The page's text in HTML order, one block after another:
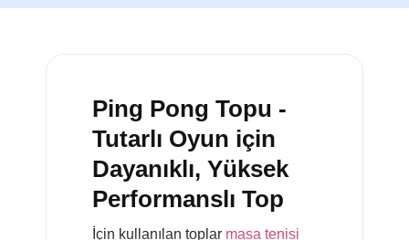
Ping Pong Topu -
Tutarlı Oyun için
Dayanıklı, Yüksek
Performanslı Top
İçin kullanılan toplar masa tenisi